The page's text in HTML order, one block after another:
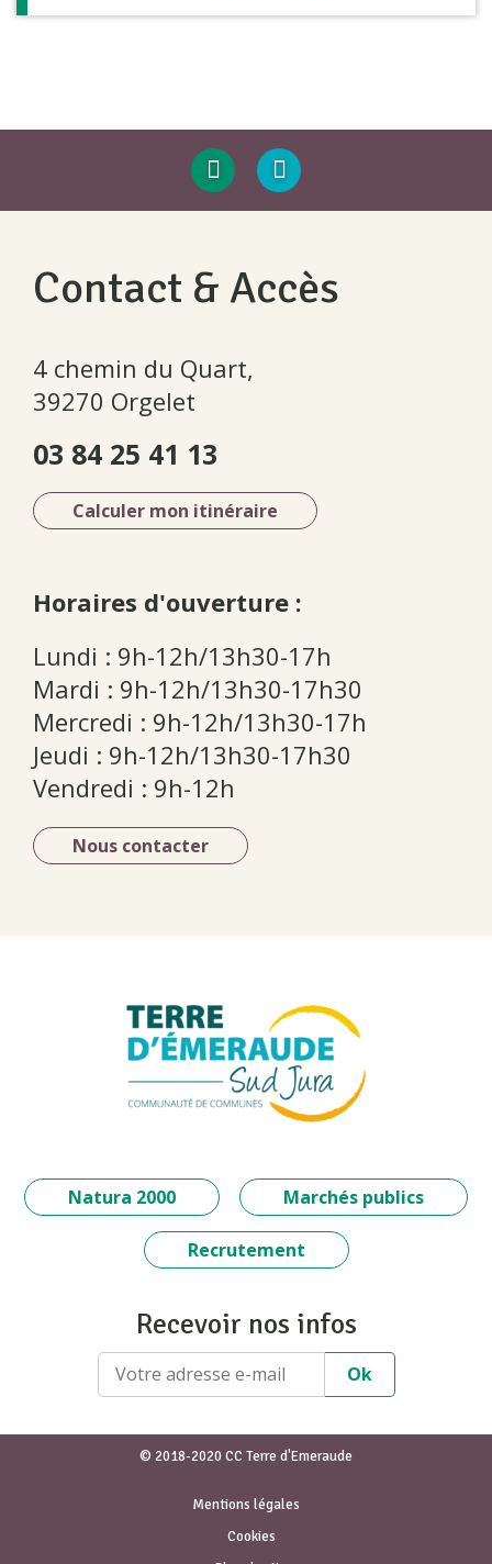
Contact & Accès
4 chemin du Quart,
39270 Orgelet
03 84 25 41 13
Calculer mon itinéraire
Horaires d'ouverture :
Lundi : 9h-12h/13h30-17h
Mardi : 9h-12h/13h30-17h30
Mercredi : 9h-12h/13h30-17h
Jeudi : 9h-12h/13h30-17h30
Vendredi : 9h-12h
Nous contacter
Natura 2000 Marchés publics
Recrutement
Recevoir nos infos
© 2018-2020 CC Terre d'Emeraude
Mentions légales
Cookies